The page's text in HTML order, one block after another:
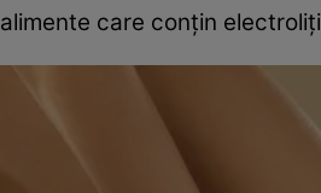
care conțin